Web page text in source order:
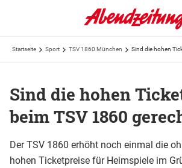
Startseite Sport TSV 1860 München
Sind die hohen
beim TSV 1860
Der TSV 1860 erhöht noch einmal die
hohen Ticketpreise für Heimspiele im